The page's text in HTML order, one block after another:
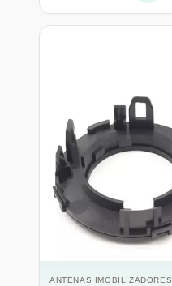
ANTENAS IMOBILIZADORES